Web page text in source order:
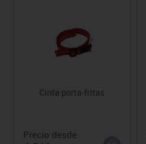
Cinta porta-fritas
Precio desde